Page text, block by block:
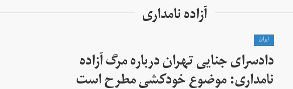
آزاده نامداری
ايران
دادسرای جنایی تهران درباره مرگ آزاده
نامداری: موضوع خودکشی مطرح است